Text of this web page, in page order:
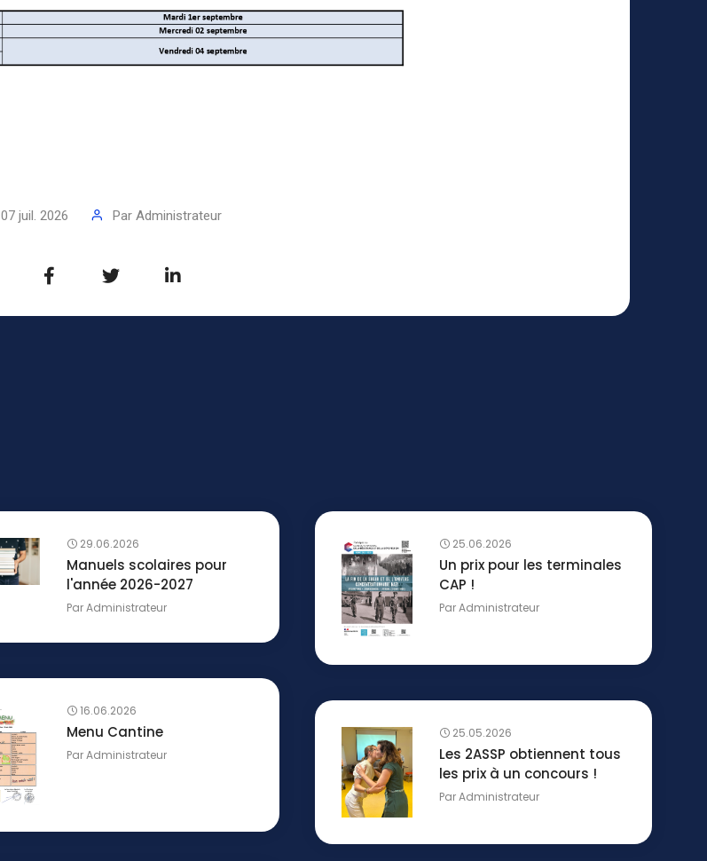
07 juil. 2026 Par Administrateur
29.06.2026
Manuels scolaires pour
l'année 2026-2027
ParAdministrateur
25.06.2026
Un prix pour les terminales
CAP !
ParAdministrateur
16.06.2026
Menu Cantine
ParAdministrateur
25.05.2026
Les 2ASSP obtiennent tous
les prix à un concours !
ParAdministrateur